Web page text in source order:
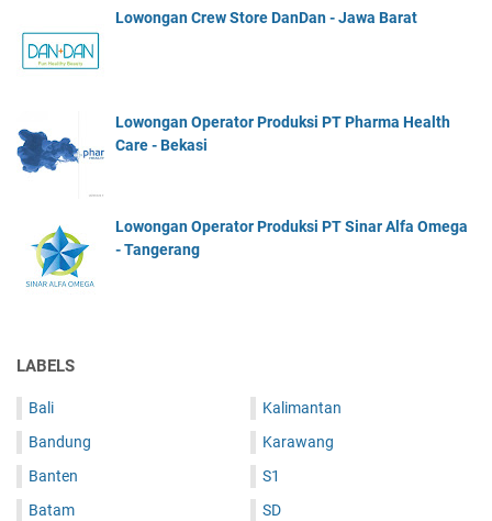
Lowongan Crew Store DanDan - Jawa Barat
Lowongan Operator Produksi PT Pharma Health
Care - Bekasi
Lowongan Operator Produksi PT Sinar Alfa Omega
- Tangerang
LABELS
Bali
Bandung
Banten
Batam
Kalimantan
Karawang
S1
SD